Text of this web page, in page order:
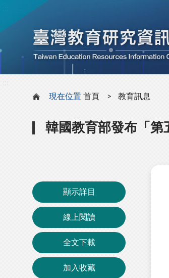
現在位置 首頁 教育訊息
韓國教育部發布「第
顯示詳目
線上閱讀
全文下載
加入收藏